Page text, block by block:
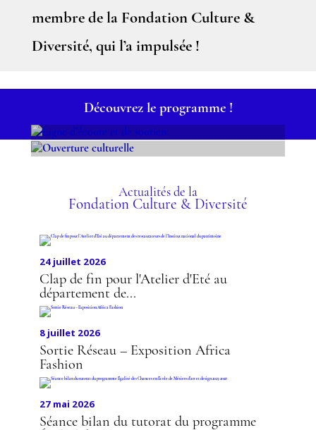
membre de la Fondation Culture &
Diversité, qui l’a impulsée !
Découvrez le programme !
LIGNE D’ÉCOUTE ET DE
SOUTIEN
CULTURELLE
Actualités de la
Fondation Culture & Diversité
24 juillet 2026
Clap de fin pour l'Atelier d'Eté au
département de...
8 juillet 2026
Sortie Réseau – Exposition Africa
Fashion
27 mai 2026
Séance bilan du tutorat du programme